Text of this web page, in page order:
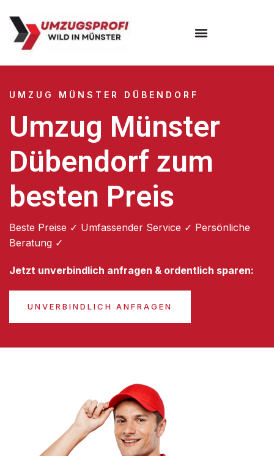
UMZUG MÜNSTER DÜBENDORF
Umzug Münster
Dübendorf zum
besten Preis
Beste Preise ✓ Umfassender Service ✓ Persönliche
Beratung ✓
Jetzt unverbindlich anfragen & ordentlich sparen:
UNVERBINDLICH ANFRAGEN